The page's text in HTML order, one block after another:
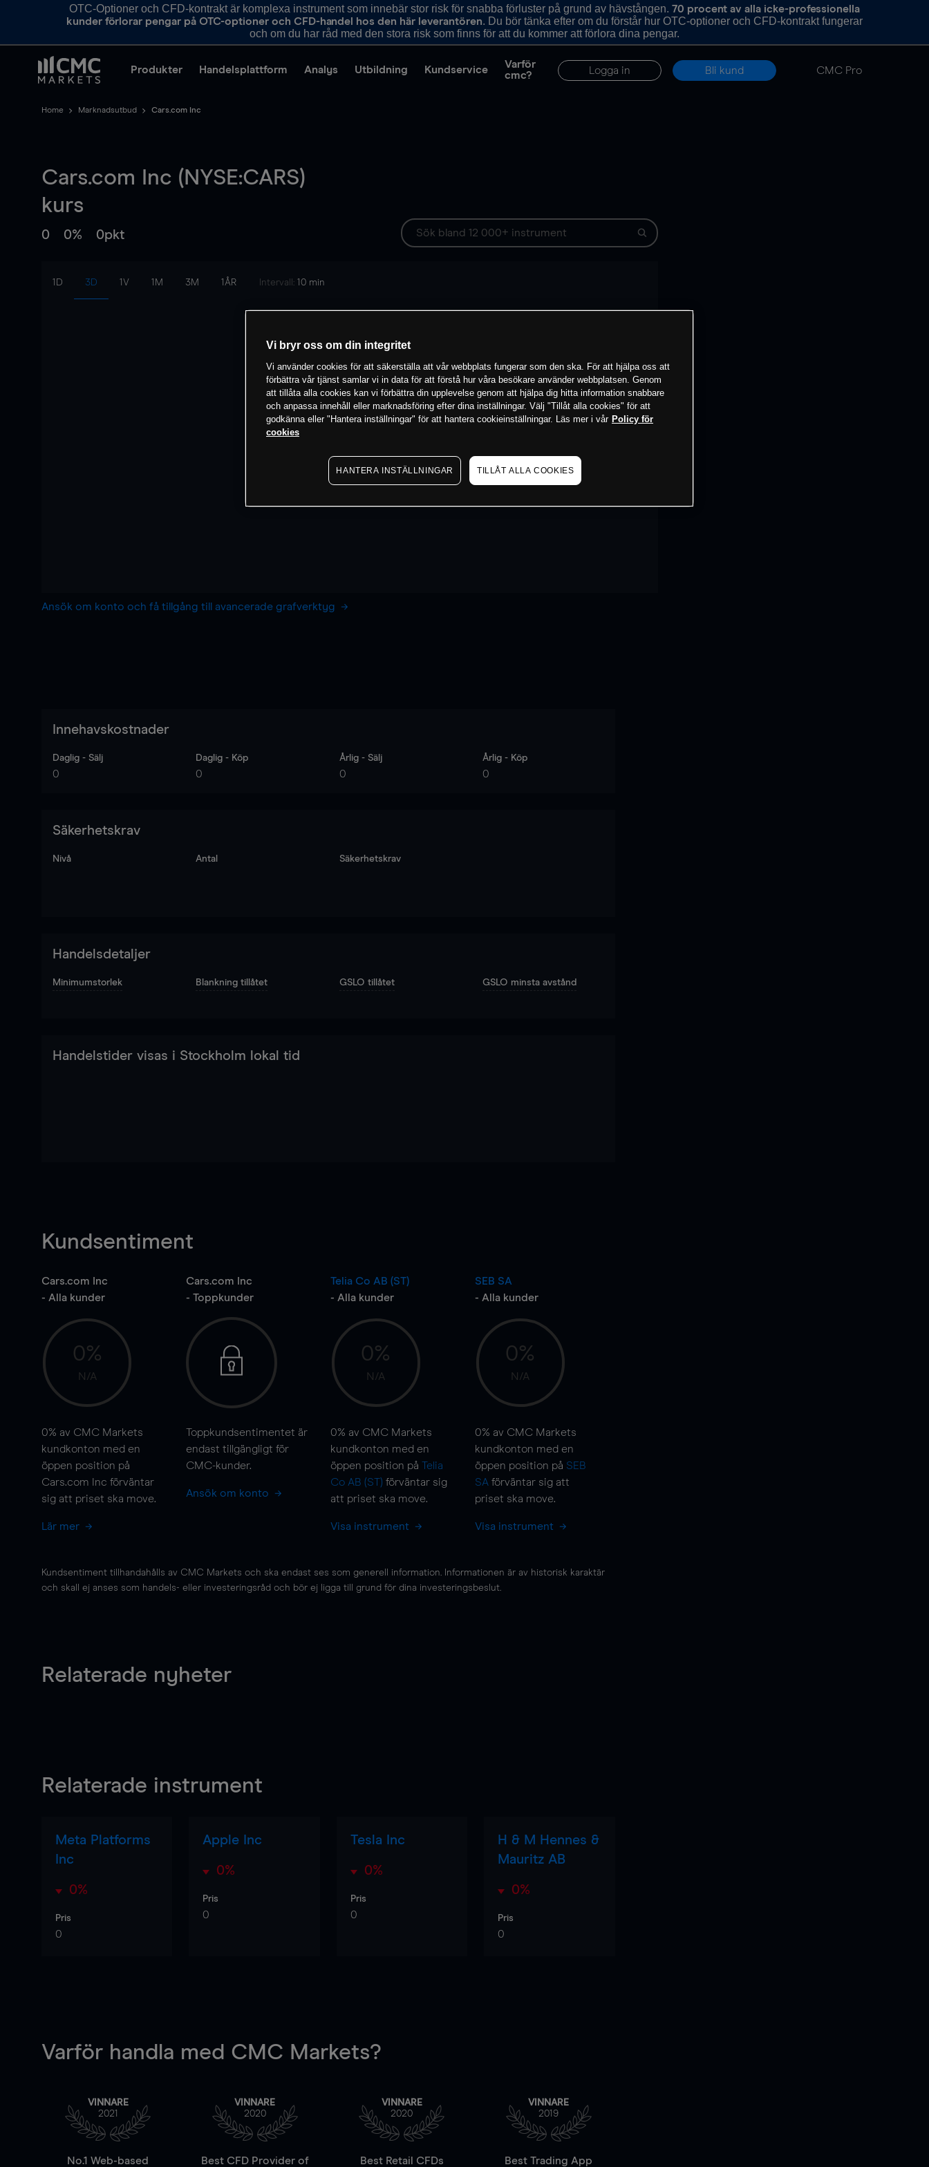
OTC-Optioner och CFD-kontrakt är komplexa instrument som innebär stor risk för snabba förluster på grund av hävstången. 70 procent av alla icke-professionella
kunder förlorar pengar på OTC-optioner och CFD-handel hos den här leverantören. Du bör tänka efter om du förstår hur OTC-optioner och CFD-kontrakt fungerar
och om du har råd med den stora risk som finns för att du kommer att förlora dina pengar.
Produkter Handelsplattform Analys Utbildning Kundservice
Varför
cmc?
Logga in Bli kund CMC Pro
Home Marknadsutbud Cars.com Inc
Cars.com Inc (NYSE:CARS)
kurs
0 0% 0pkt
1D 3D 1V 1M 3M 1ÅR Intervall: 10 min
Ansök om konto och få tillgång till avancerade grafverktyg
Innehavskostnader
Daglig - Sälj
0
Daglig - Köp
0
Årlig - Sälj
0
Årlig - Köp
0
Säkerhetskrav
Nivå Antal Säkerhetskrav
Handelsdetaljer
Minimumstorlek Blankning tillåtet GSLO tillåtet GSLO minsta avstånd
Handelstider visas i Stockholm lokal tid
Kundsentiment
Cars.com Inc
- Alla kunder
0%
N/A
0% av CMC Markets
kundkonton med en
öppen position på
Cars.com Inc förväntar
sig att priset ska move.
Lär mer
Cars.com Inc
- Toppkunder
Toppkundsentimentet är
endast tillgängligt för
CMC-kunder.
Ansök om konto
Telia Co AB (ST)
- Alla kunder
0%
N/A
0% av CMC Markets
kundkonton med en
öppen position på Telia
Co AB (ST) förväntar sig
att priset ska move.
Visa instrument
SEB SA
- Alla kunder
0%
N/A
0% av CMC Markets
kundkonton med en
öppen position på SEB
SA förväntar sig att
priset ska move.
Visa instrument
Kundsentiment tillhandahålls av CMC Markets och ska endast ses som generell information. Informationen är av historisk karaktär
och skall ej anses som handels- eller investeringsråd och bör ej ligga till grund för dina investeringsbeslut.
Relaterade nyheter
Relaterade instrument
Meta Platforms
Inc
0%
Pris
0
Apple Inc
0%
Pris
0
Tesla Inc
0%
Pris
0
H & M Hennes &
Mauritz AB
0%
Pris
0
Varför handla med CMC Markets?
VINNARE
2021
No.1 Web-based
VINNARE
2020
Best CFD Provider of
VINNARE
2020
Best Retail CFDs
VINNARE
2019
Best Trading App
Vi bryr oss om din integritet
Vi använder cookies för att säkerställa att vår webbplats fungerar som den ska. För att hjälpa oss att
förbättra vår tjänst samlar vi in data för att förstå hur våra besökare använder webbplatsen. Genom
att tillåta alla cookies kan vi förbättra din upplevelse genom att hjälpa dig hitta information snabbare
och anpassa innehåll eller marknadsföring efter dina inställningar. Välj "Tillåt alla cookies" för att
godkänna eller "Hantera inställningar" för att hantera cookieinställningar. Läs mer i vår Policy för
cookies
HANTERA INSTÄLLNINGAR TILLÅT ALLA COOKIES